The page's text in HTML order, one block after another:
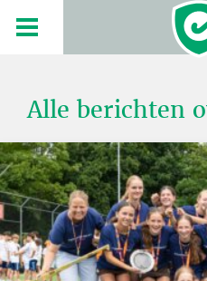
Alle berichten